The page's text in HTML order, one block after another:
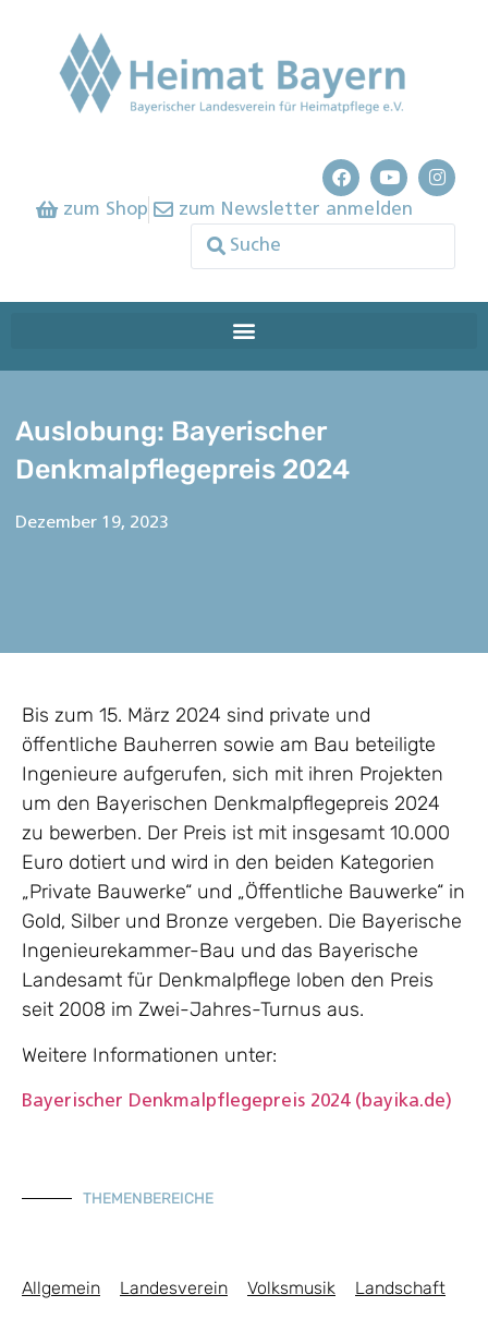
zum Shop zum Newsletter anmelden
Auslobung: Bayerischer
Denkmalpflegepreis 2024
Dezember 19, 2023
Bis zum 15. März 2024 sind private und
öffentliche Bauherren sowie am Bau beteiligte
Ingenieure aufgerufen, sich mit ihren Projekten
um den Bayerischen Denkmalpflegepreis 2024
zu bewerben. Der Preis ist mit insgesamt 10.000
Euro dotiert und wird in den beiden Kategorien
„Private Bauwerke“ und „Öffentliche Bauwerke“ in
Gold, Silber und Bronze vergeben. Die Bayerische
Ingenieurekammer-Bau und das Bayerische
Landesamt für Denkmalpflege loben den Preis
seit 2008 im Zwei-Jahres-Turnus aus.
Weitere Informationen unter:
Bayerischer Denkmalpflegepreis 2024 (bayika.de)
THEMENBEREICHE
Allgemein Landesverein Volksmusik Landschaft